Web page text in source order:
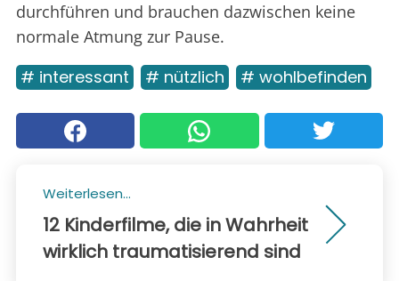
durchführen und brauchen dazwischen keine
normale Atmung zur Pause.
# interessant # nützlich # wohlbefinden
Weiterlesen...
12 Kinderfilme, die in Wahrheit
wirklich traumatisierend sind